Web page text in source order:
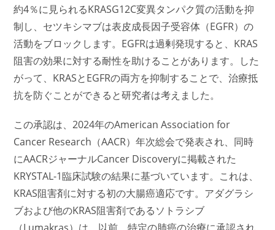
約4％に見られるKRASG12C変異タンパク質の活動を抑
制し、セツキシマブは表皮成長因子受容体（EGFR）の
活動をブロックします。EGFRは過剰発現すると、KRAS
阻害の効果に対する耐性を助けることがあります。した
がって、KRASとEGFRの両方を抑制することで、治療抵
抗を防ぐことができると研究者は考えました。
この承認は、2024年のAmerican Association for
Cancer Research（AACR）年次総会で発表され、同時
にAACRジャーナルCancer Discoveryに掲載された
KRYSTAL-1臨床試験の結果に基づいています。これは、
KRAS阻害剤に対する初の大腸癌適応です。アダグラシ
ブおよび他のKRAS阻害剤であるソトラシブ